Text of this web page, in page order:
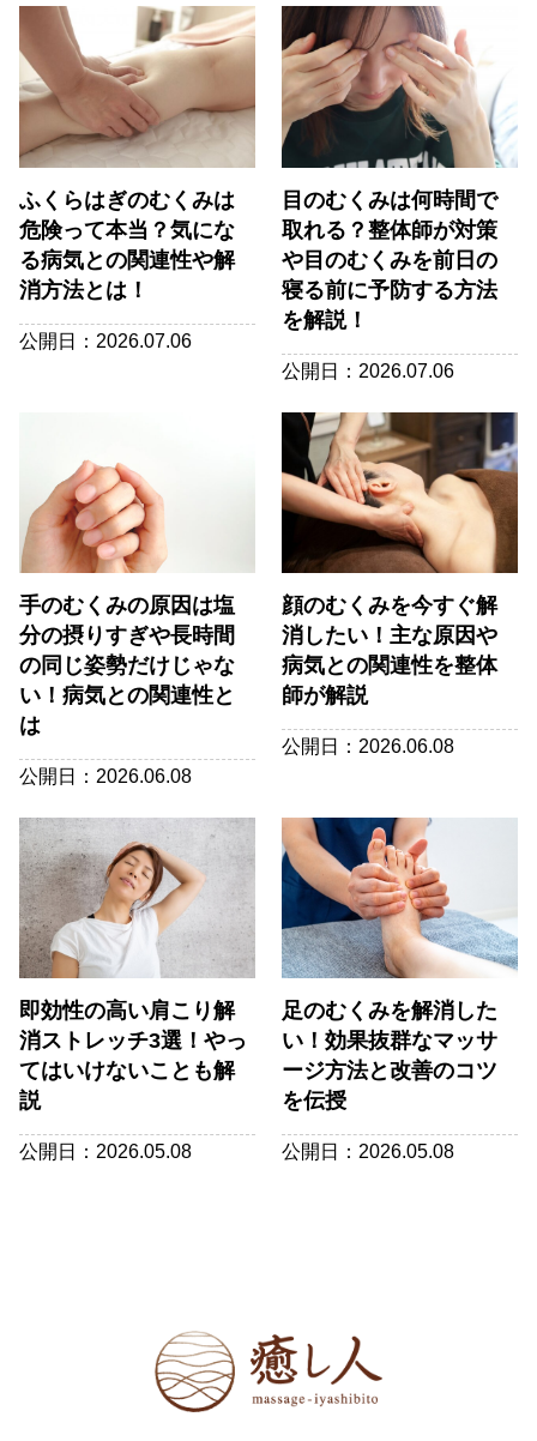
ふくらはぎのむくみは
危険って本当？気にな
る病気との関連性や解
消方法とは！
公開日：2026.07.06
目のむくみは何時間で
取れる？整体師が対策
や目のむくみを前日の
寝る前に予防する方法
を解説！
公開日：2026.07.06
手のむくみの原因は塩
分の摂りすぎや長時間
の同じ姿勢だけじゃな
い！病気との関連性と
は
公開日：2026.06.08
顔のむくみを今すぐ解
消したい！主な原因や
病気との関連性を整体
師が解説
公開日：2026.06.08
即効性の高い肩こり解
消ストレッチ3選！やっ
てはいけないことも解
説
公開日：2026.05.08
足のむくみを解消した
い！効果抜群なマッサ
ージ方法と改善のコツ
を伝授
公開日：2026.05.08